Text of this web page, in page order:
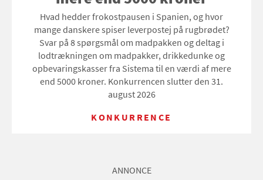
Hvad hedder frokostpausen i Spanien, og hvor
mange danskere spiser leverpostej på rugbrødet?
Svar på 8 spørgsmål om madpakken og deltag i
lodtrækningen om madpakker, drikkedunke og
opbevaringskasser fra Sistema til en værdi af mere
end 5000 kroner. Konkurrencen slutter den 31.
august 2026
KONKURRENCE
ANNONCE